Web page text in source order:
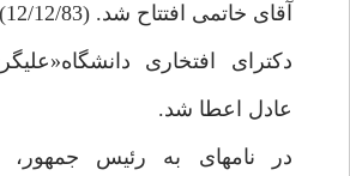
آقاى خاتمى افتتاح شد. (12/12/83)
دكتراى افتخارى
عادل اعطا شد.